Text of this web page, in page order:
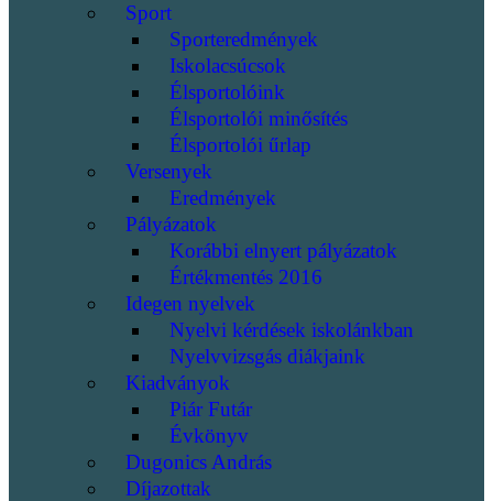
Sport
Sporteredmények
Iskolacsúcsok
Élsportolóink
Élsportolói minősítés
Élsportolói űrlap
Versenyek
Eredmények
Pályázatok
Korábbi elnyert pályázatok
Értékmentés 2016
Idegen nyelvek
Nyelvi kérdések iskolánkban
Nyelvvizsgás diákjaink
Kiadványok
Piár Futár
Évkönyv
Dugonics András
Díjazottak